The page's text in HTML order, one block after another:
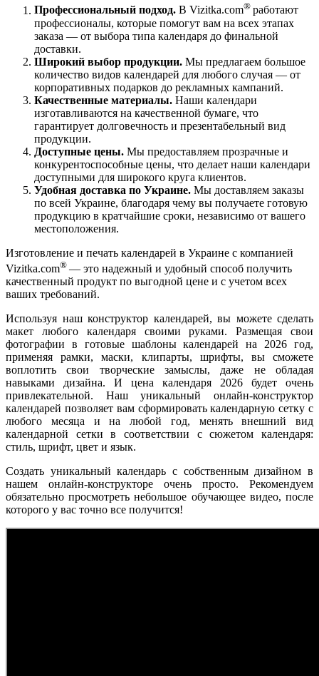
Профессиональный подход. В Vizitka.com® работают
профессионалы, которые помогут вам на всех этапах
заказа — от выбора типа календаря до финальной
доставки.
Широкий выбор продукции. Мы предлагаем большое
количество видов календарей для любого случая — от
корпоративных подарков до рекламных кампаний.
Качественные материалы. Наши календари
изготавливаются на качественной бумаге, что
гарантирует долговечность и презентабельный вид
продукции.
Доступные цены. Мы предоставляем прозрачные и
конкурентоспособные цены, что делает наши календари
доступными для широкого круга клиентов.
Удобная доставка по Украине. Мы доставляем заказы
по всей Украине, благодаря чему вы получаете готовую
продукцию в кратчайшие сроки, независимо от вашего
местоположения.
Изготовление и печать календарей в Украине с компанией
Vizitka.com® — это надежный и удобный способ получить
качественный продукт по выгодной цене и с учетом всех
ваших требований.
Используя наш конструктор календарей, вы можете сделать
макет любого календаря своими руками. Размещая свои
фотографии в готовые шаблоны календарей на 2026 год,
применяя рамки, маски, клипарты, шрифты, вы сможете
воплотить свои творческие замыслы, даже не обладая
навыками дизайна. И цена календаря 2026 будет очень
привлекательной. Наш уникальный онлайн-конструктор
календарей позволяет вам сформировать календарную сетку с
любого месяца и на любой год, менять внешний вид
календарной сетки в соответствии с сюжетом календаря:
стиль, шрифт, цвет и язык.
Создать уникальный календарь с собственным дизайном в
нашем онлайн-конструкторе очень просто. Рекомендуем
обязательно просмотреть небольшое обучающее видео, после
которого у вас точно все получится!